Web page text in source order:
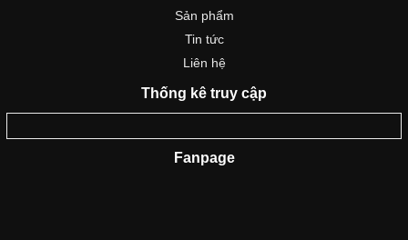
Sản phẩm
Tin tức
Liên hệ
Thống kê truy cập
Fanpage